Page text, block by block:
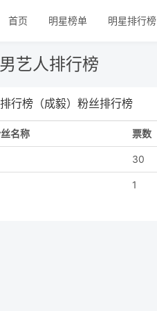
首页 明星榜单 明星排行榜
艺人排行榜
行榜（成毅）粉丝排行榜
名称 票数
30
1